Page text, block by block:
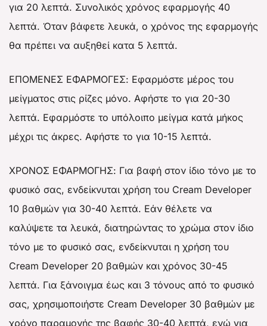
για 20 λεπτά. Συνολικός χρόνος εφαρμογής 40
λεπτά. Όταν βάφετε λευκά, ο χρόνος της εφαρμογής
θα πρέπει να αυξηθεί κατα 5 λεπτά.
ΕΠΟΜΕΝΕΣ ΕΦΑΡΜΟΓΕΣ: Εφαρμόστε μέρος του
μείγματος στις ρίζες μόνο. Αφήστε το για 20-30
λεπτά. Εφαρμόστε το υπόλοιπο μείγμα κατά μήκος
μέχρι τις άκρες. Αφήστε το για 10-15 λεπτά.
ΧΡΟΝΟΣ ΕΦΑΡΜΟΓΗΣ: Για βαφή στον ίδιο τόνο με το
φυσικό σας, ενδείκνυται χρήση του Cream Developer
10 βαθμών για 30-40 λεπτά. Εάν θέλετε να
καλύψετε τα λευκά, διατηρώντας το χρώμα στον ίδιο
τόνο με το φυσικό σας, ενδείκνυται η χρήση του
Cream Developer 20 βαθμών και χρόνος 30-45
λεπτά. Για ξάνοιγμα έως και 3 τόνους από το φυσικό
σας, χρησιμοποιήστε Cream Developer 30 βαθμών με
χρόνο παραμονής της βαφής 30-40 λεπτά, ενώ για